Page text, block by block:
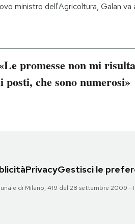
ministro dell'Agricoltura, Galan va
promesse non mi
che sono numerosi»
PrivacyGestisci le
di Milano, 419 del 28 settembre 2009 -